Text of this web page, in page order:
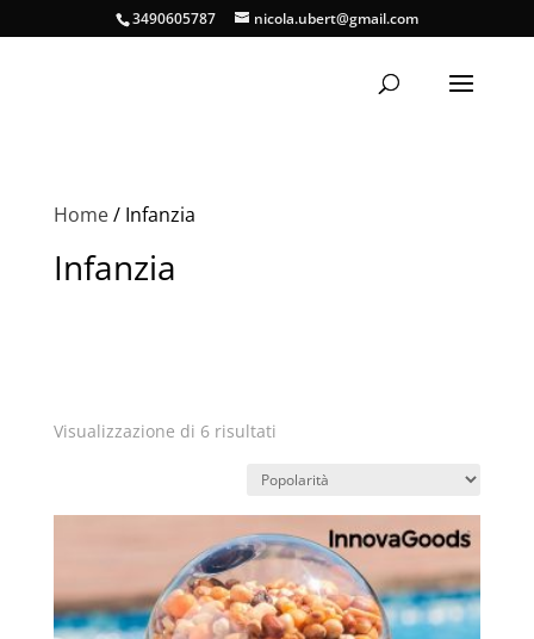
3490605787 nicola.ubert@gmail.com
Home/ Infanzia
Infanzia
Visualizzazione di 6 risultatiPopolarità